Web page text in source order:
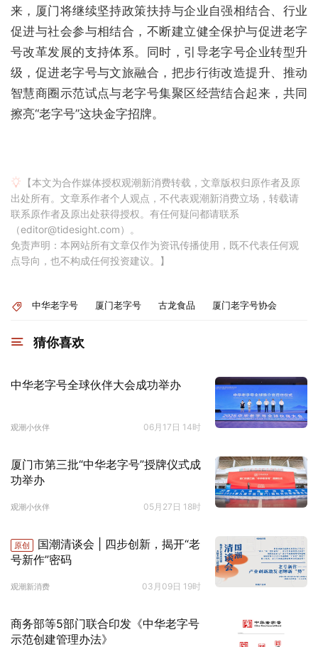
来，厦门将继续坚持政策扶持与企业自强相结合、行业
促进与社会参与相结合，不断建立健全保护与促进老字
号改革发展的支持体系。同时，引导老字号企业转型升
级，促进老字号与文旅融合，把步行街改造提升、推动
智慧商圈示范试点与老字号集聚区经营结合起来，共同
擦亮“老字号”这块金字招牌。
【本文为合作媒体授权观潮新消费转载，文章版权归原作者及原
出处所有。文章系作者个人观点，不代表观潮新消费立场，转载请
联系原作者及原出处获得授权。有任何疑问都请联系
（editor@tidesight.com）。
免责声明：本网站所有文章仅作为资讯传播使用，既不代表任何观
点导向，也不构成任何投资建议。】
中华老字号 厦门老字号 古龙食品 厦门老字号协会
猜你喜欢
中华老字号全球伙伴大会成功举办
观潮小伙伴 06月17日 14时
厦门市第三批“中华老字号”授牌仪式成
功举办
观潮小伙伴 05月27日 18时
原创
国潮清谈会 | 四步创新，揭开“老
号新作”密码
观潮新消费 03月09日 19时
商务部等5部门联合印发《中华老字号
示范创建管理办法》